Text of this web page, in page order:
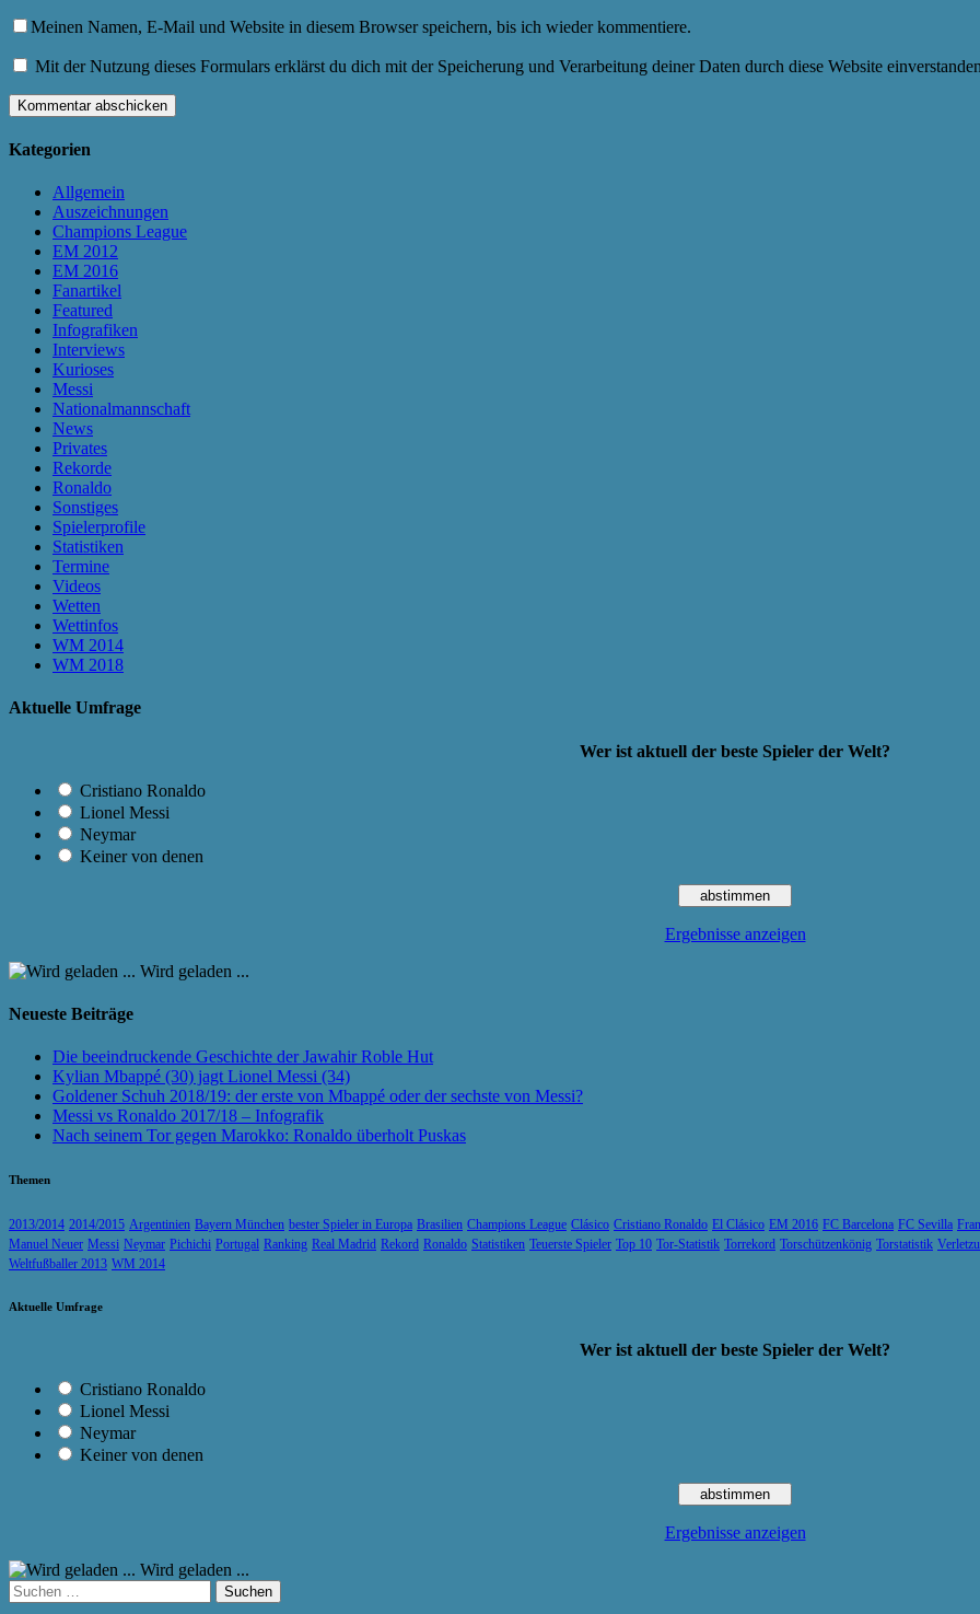
Meinen Namen, E-Mail und Website in diesem Browser speichern, bis ich wieder kommentiere.
Mit der Nutzung dieses Formulars erklärst du dich mit der Speicherung und Verarbeitung deiner Daten durch diese Website
Kategorien
Allgemein
Auszeichnungen
Champions League
EM 2012
EM 2016
Fanartikel
Featured
Infografiken
Interviews
Kurioses
Messi
Nationalmannschaft
News
Privates
Rekorde
Ronaldo
Sonstiges
Spielerprofile
Statistiken
Termine
Videos
Wetten
Wettinfos
WM 2014
WM 2018
Aktuelle Umfrage
Wer ist aktuell der beste Spieler der Welt?
Cristiano Ronaldo
Lionel Messi
Neymar
Keiner von denen
Ergebnisse anzeigen
Wird geladen ...
Neueste Beiträge
Die beeindruckende Geschichte der Jawahir Roble Hut
Kylian Mbappé (30) jagt Lionel Messi (34)
Goldener Schuh 2018/19: der erste von Mbappé oder der sechste von Messi?
Messi vs Ronaldo 2017/18 – Infografik
Nach seinem Tor gegen Marokko: Ronaldo überholt Puskas
Themen
2013/2014 2014/2015 Argentinien Bayern München bester Spieler in Europa Brasilien Champions League Clásico Cristiano Ronaldo El Clásico EM 2016 FC Barcelona FC Sevilla
Manuel Neuer Messi Neymar Pichichi Portugal Ranking Real Madrid Rekord Ronaldo Statistiken Teuerste Spieler Top 10 Tor-Statistik Torrekord Torschützenkönig Torstatistik
Weltfußballer 2013 WM 2014
Aktuelle Umfrage
Wer ist aktuell der beste Spieler der Welt?
Cristiano Ronaldo
Lionel Messi
Neymar
Keiner von denen
Ergebnisse anzeigen
Wird geladen ...
Suchen
nach: